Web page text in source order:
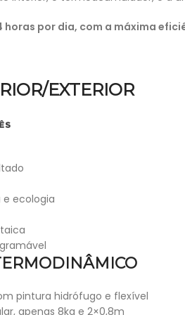
horas por dia, com a máxima
EXTERIOR
e ecologia
pintura hidrófugo e flexível
apenas 8kg e 2×0,8m